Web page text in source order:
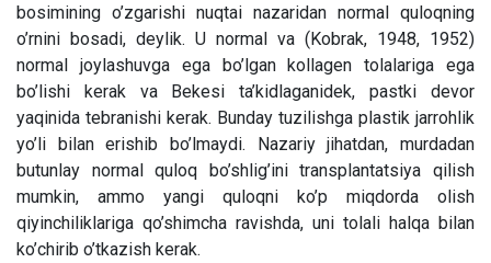
bosimining o’zgarishi nuqtai nazaridan normal quloqning
o’rnini bosadi, deylik. U normal va (Kobrak, 1948, 1952)
normal joylashuvga ega bo’lgan kollagen tolalariga ega
bo’lishi kerak va Bekesi ta’kidlaganidek, pastki devor
yaqinida tebranishi kerak. Bunday tuzilishga plastik jarrohlik
yo’li bilan erishib bo’lmaydi. Nazariy jihatdan, murdadan
butunlay normal quloq bo’shlig’ini transplantatsiya qilish
mumkin, ammo yangi quloqni ko’p miqdorda olish
qiyinchiliklariga qo’shimcha ravishda, uni tolali halqa bilan
ko’chirib o’tkazish kerak.